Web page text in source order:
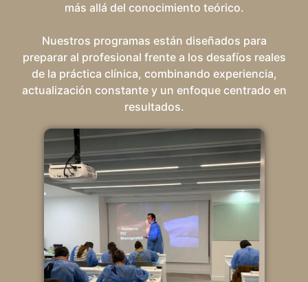
más allá del conocimiento teórico.
Nuestros programas están diseñados para
preparar al profesional frente a los desafíos reales
de la práctica clínica, combinando experiencia,
actualización constante y un enfoque centrado en
resultados.